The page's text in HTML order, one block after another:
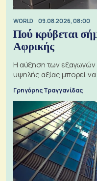
WORLD 09.08.2026, 08:00
Πού κρύβεται
Αφρικής
Η αύξηση των εξαγωγών
υψηλής αξίας μπορεί
Γρηγόρης Τραγγανίδας